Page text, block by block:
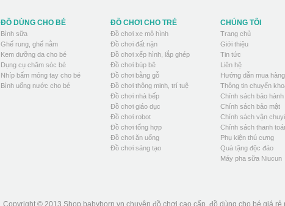
ĐỒ DÙNG CHO BÉ
Bình sữa
Ghế rung, ghế nằm
Kem dưỡng da cho bé
Dụng cụ chăm sóc bé
Nhíp bấm móng tay cho bé
Bình uống nước cho bé
ĐỒ CHƠI CHO TRẺ
Đồ chơi xe mô hình
Đồ chơi đất nặn
Đồ chơi xếp hình, lắp ghép
Đồ chơi búp bê
Đồ chơi bằng gỗ
Đồ chơi thông minh, trí tuệ
Đồ chơi nhà bếp
Đồ chơi giáo dục
Đồ chơi robot
Đồ chơi tổng hợp
Đồ chơi ăn uống
Đồ chơi sáng tạo
CHÚNG TÔI
Trang chủ
Giới thiệu
Tin tức
Liên hệ
Hướng dẫn mua hàng
Thông tin chuyển
Chính sách bảo hành
Chính sách bảo mật
Chính sách vận
Chính sách thanh
Phụ kiện thú cưng
Quà tặng độc đáo
Máy pha sữa Niucun
Copyright © 2013 Shop babyborn.vn chuyên đồ chơi cao cấp, đồ dùng cho bé giá